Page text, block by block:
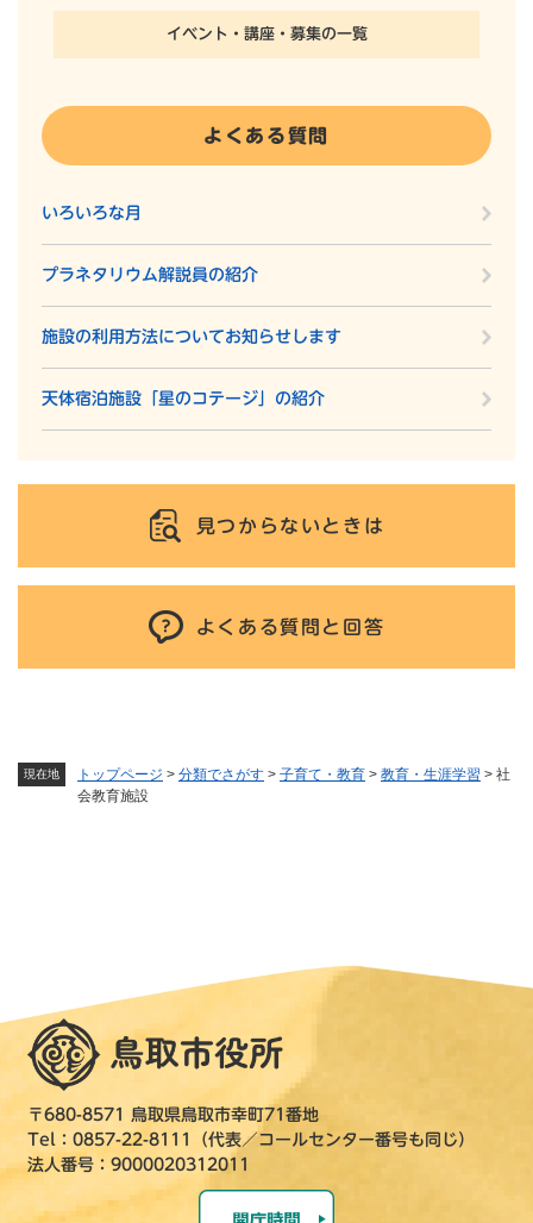
現在地 トップページ > 分類でさがす > 子育て・教育 > 教育・生涯学習 > 社
会教育施設
イベント・講座・募集の一覧
よくある質問
いろいろな月
プラネタリウム解説員の紹介
施設の利用方法についてお知らせします
天体宿泊施設「星のコテージ」の紹介
見つからないときは
よくある質問と回答
〒680-8571 鳥取県鳥取市幸町71番地
Tel：0857-22-8111（代表／コールセンター番号も同じ）
法人番号：9000020312011